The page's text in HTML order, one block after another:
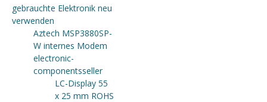
gebrauchte Elektronik neu
verwenden
Aztech MSP3880SP-
W internes Modem
electronic-
componentsseller
LC-Display 55
x 25 mm ROHS